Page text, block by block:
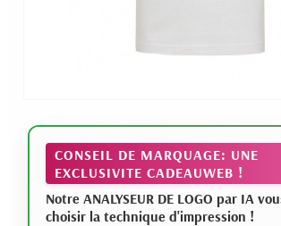
CONSEIL DE MARQUAGE: UNE
EXCLUSIVITE CADEAUWEB !
Notre ANALYSEUR DE LOGO par IA
choisir la technique d'impression !